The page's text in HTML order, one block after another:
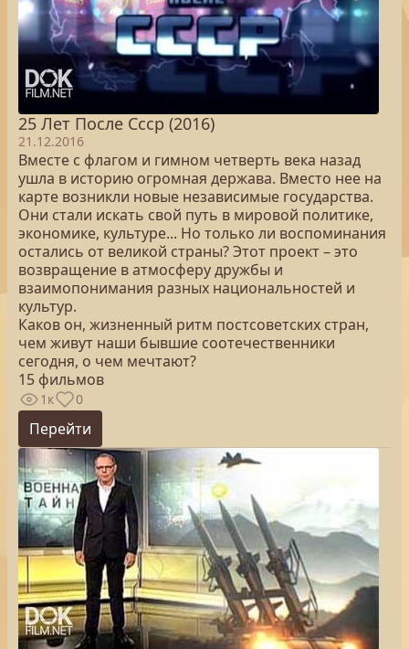
25 Лет После Cccр (2016)
21.12.2016
Вместе с флагом и гимном четверть века назад
ушла в историю огромная держава. Вместо нее на
карте возникли новые независимые государства.
Они стали искать свой путь в мировой политике,
экономике, культуре... Но только ли воспоминания
остались от великой страны? Этот проект – это
возвращение в атмосферу дружбы и
взаимопонимания разных национальностей и
культур.
Каков он, жизненный ритм постсоветских стран,
чем живут наши бывшие соотечественники
сегодня, о чем мечтают?
15 фильмов
1к 0
Перейти